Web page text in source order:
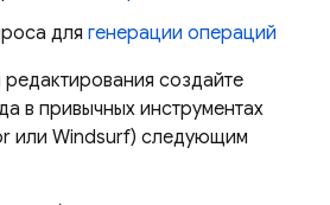
для генерации операций
редактирования создайте
в привычных инструментах
или Windsurf) следующим